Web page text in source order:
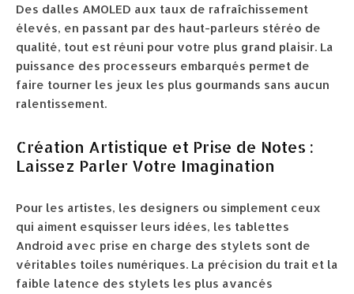
Des dalles AMOLED aux taux de rafraîchissement
élevés, en passant par des haut-parleurs stéréo de
qualité, tout est réuni pour votre plus grand plaisir. La
puissance des processeurs embarqués permet de
faire tourner les jeux les plus gourmands sans aucun
ralentissement.
Création Artistique et Prise de Notes :
Laissez Parler Votre Imagination
Pour les artistes, les designers ou simplement ceux
qui aiment esquisser leurs idées, les tablettes
Android avec prise en charge des stylets sont de
véritables toiles numériques. La précision du trait et la
faible latence des stylets les plus avancés